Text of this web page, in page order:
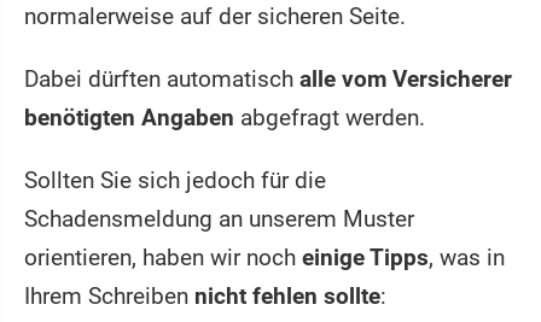
normalerweise auf der sicheren Seite.
Dabei dürften automatisch alle vom Versicherer
benötigten Angaben abgefragt werden.
Sollten Sie sich jedoch für die
Schadensmeldung an unserem Muster
orientieren, haben wir noch einige Tipps, was in
Ihrem Schreiben nicht fehlen sollte: